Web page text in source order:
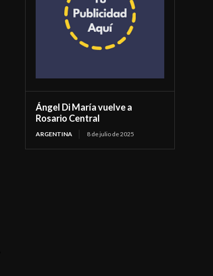
Ángel Di María vuelve a
Rosario Central
ARGENTINA 8 de julio de 2025